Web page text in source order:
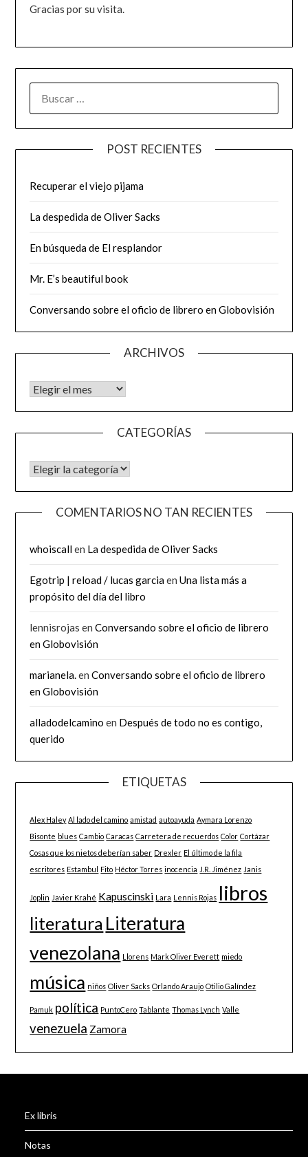
Gracias por su visita.
POST RECIENTES
Recuperar el viejo pijama
La despedida de Oliver Sacks
En búsqueda de El resplandor
Mr. E’s beautiful book
Conversando sobre el oficio de librero en Globovisión
ARCHIVOS
Archivos
CATEGORÍAS
CATEGORÍAS
COMENTARIOS NO TAN RECIENTES
whoiscallen La despedida de Oliver Sacks
Egotrip | reload / lucas garciaenUna lista más a
propósito del día del libro
lennisrojas enConversando sobre el oficio de librero
en Globovisión
marianela.enConversando sobre el oficio de librero
en Globovisión
alladodelcamino en Después de todo no es contigo,
querido
ETIQUETAS
Alex Haley Al lado del camino amistad autoayuda Aymara Lorenzo
Bisonte blues Cambio Caracas Carretera de recuerdos Color Cortázar
Cosas que los nietos deberían saber Drexler El último de la fila
escritores Estambul Fito Héctor Torres inocencia J.R. Jiménez Janis
Joplin Javier Krahé Kapuscinski Lara Lennis Rojas libros
literatura Literatura
venezolana Llorens Mark Oliver Everett miedo
música niños Oliver Sacks Orlando Araujo Otilio Galíndez
Pamuk política PuntoCero Tablante Thomas Lynch Valle
venezuela Zamora
Ex libris
Notas